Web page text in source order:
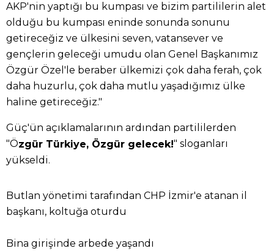
AKP'nin yaptığı bu kumpası ve bizim partililerin alet
olduğu bu kumpası eninde sonunda sonunu
getireceğiz ve ülkesini seven, vatansever ve
gençlerin geleceği umudu olan Genel Başkanımız
Özgür Özel'le beraber ülkemizi çok daha ferah, çok
daha huzurlu, çok daha mutlu yaşadığımız ülke
haline getireceğiz."
Güç'ün açıklamalarının ardından partililerden
"Özgür Türkiye, Özgür gelecek!" sloganları
yükseldi.
Butlan yönetimi tarafından CHP İzmir'e atanan il
başkanı, koltuğa oturdu
Bina girişinde arbede yaşandı